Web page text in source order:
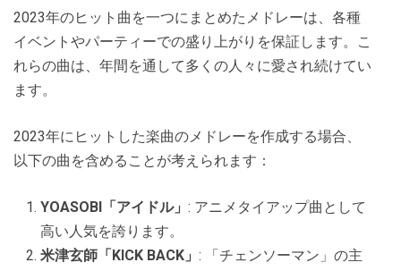
2023年のヒット曲を一つにまとめたメドレーは、各種
イベントやパーティーでの盛り上がりを保証します。こ
れらの曲は、年間を通して多くの人々に愛され続けてい
ます。
2023年にヒットした楽曲のメドレーを作成する場合、
以下の曲を含めることが考えられます：
YOASOBI「アイドル」 : アニメタイアップ曲として
高い人気を誇ります。
米津玄師「KICK BACK」 : 「チェンソーマン」の主